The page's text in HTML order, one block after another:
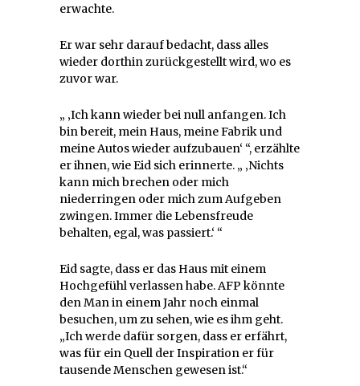
erwachte.
Er war sehr darauf bedacht, dass alles
wieder dorthin zurückgestellt wird, wo es
zuvor war.
„ ‚Ich kann wieder bei null anfangen. Ich
bin bereit, mein Haus, meine Fabrik und
meine Autos wieder aufzubauen‘ “, erzählte
er ihnen, wie Eid sich erinnerte. „ ‚Nichts
kann mich brechen oder mich
niederringen oder mich zum Aufgeben
zwingen. Immer die Lebensfreude
behalten, egal, was passiert.‘ “
Eid sagte, dass er das Haus mit einem
Hochgefühl verlassen habe. AFP könnte
den Man in einem Jahr noch einmal
besuchen, um zu sehen, wie es ihm geht.
„Ich werde dafür sorgen, dass er erfährt,
was für ein Quell der Inspiration er für
tausende Menschen gewesen ist.“